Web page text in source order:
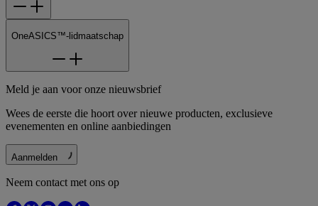
OneASICS™-lidmaatschap
Meld je aan voor onze nieuwsbrief
Wees de eerste die hoort over nieuwe producten, exclusieve
evenementen en online aanbiedingen
Aanmelden
Neem contact met ons op